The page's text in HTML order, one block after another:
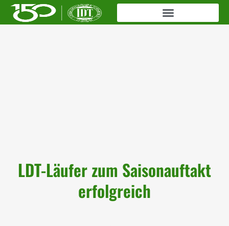
LDT-Läufer zum Saisonauftakt
erfolgreich